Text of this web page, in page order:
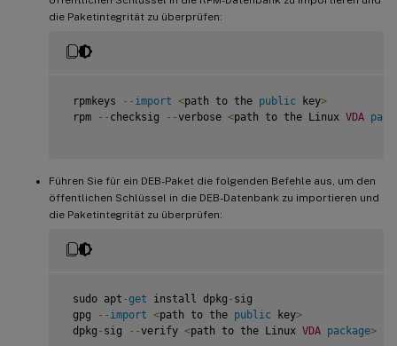
die Paketintegrität zu überprüfen:
rpmkeys -- import <path to the public key>
rpm
-- checksig --verbose <path to the Linux VDA
Führen Sie für ein DEB-Paket die folgenden Befehle aus, um den
öffentlichen Schlüssel in die DEB-Datenbank zu importieren und
die Paketintegrität zu überprüfen:
sudo apt -get install dpkg - sig
gpg
-- import <path to the public key>
dpkg - sig --verify <path to the Linux VDA package>